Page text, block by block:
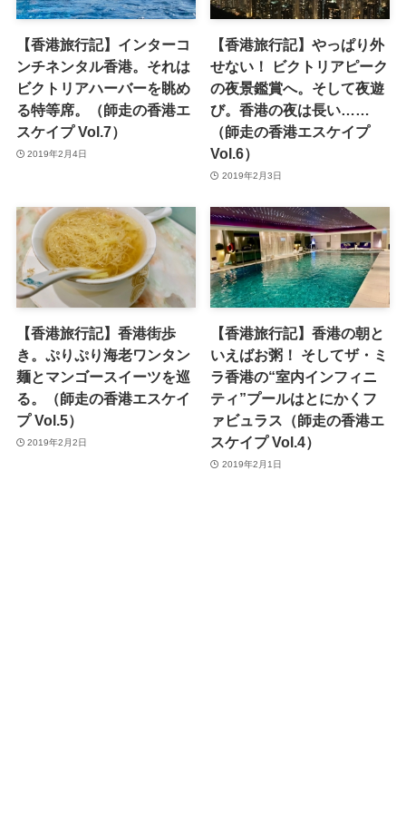
【香港旅行記】インターコ
ンチネンタル香港。それは
ビクトリアハーバーを眺め
る特等席。（師走の香港エ
スケイプ Vol.7）
2019年2月4日
【香港旅行記】やっぱり外
せない！ ビクトリアピーク
の夜景鑑賞へ。そして夜遊
び。香港の夜は長い……
（師走の香港エスケイプ
Vol.6）
2019年2月3日
【香港旅行記】香港街歩
き。ぷりぷり海老ワンタン
麺とマンゴースイーツを巡
る。（師走の香港エスケイ
プ Vol.5）
2019年2月2日
【香港旅行記】香港の朝と
いえばお粥！ そしてザ・ミ
ラ香港の“室内インフィニ
ティ”プールはとにかくフ
ァビュラス（師走の香港エ
スケイプ Vol.4）
2019年2月1日